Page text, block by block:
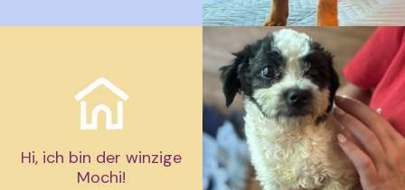
Hi, ich bin der winzige
Mochi!